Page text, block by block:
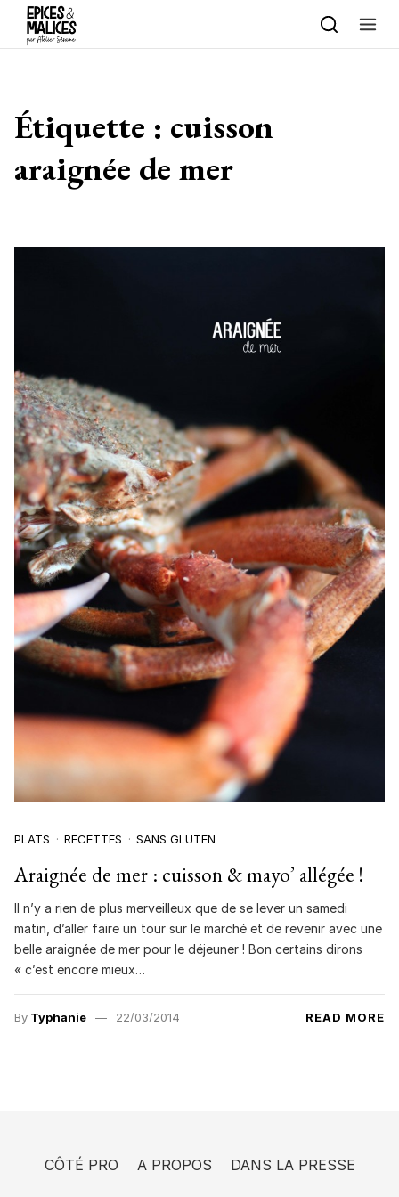
Skip to content
Étiquette : cuisson
araignée de mer
PLATS RECETTES SANS GLUTEN
Araignée de mer : cuisson & mayo’ allégée !
Il n’y a rien de plus merveilleux que de se lever un samedi
matin, d’aller faire un tour sur le marché et de revenir avec une
belle araignée de mer pour le déjeuner ! Bon certains dirons
« c’est encore mieux…
By Typhanie 22/03/2014 READ MORE
CÔTÉ PRO A PROPOS DANS LA PRESSE